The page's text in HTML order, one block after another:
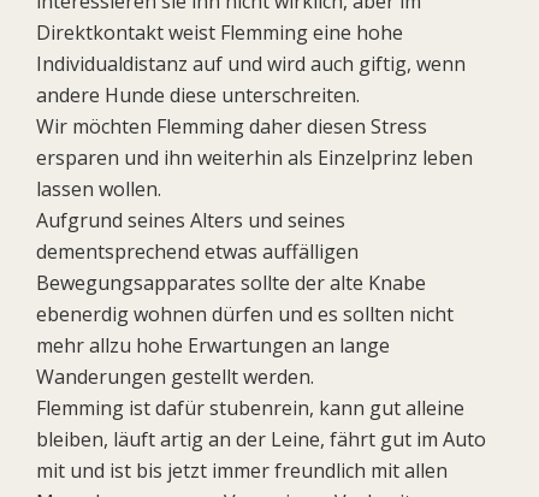
Direktkontakt weist Flemming eine hohe
Individualdistanz auf und wird auch giftig, wenn
andere Hunde diese unterschreiten.
Wir möchten Flemming daher diesen Stress
ersparen und ihn weiterhin als Einzelprinz leben
lassen wollen.
Aufgrund seines Alters und seines
dementsprechend etwas auffälligen
Bewegungsapparates sollte der alte Knabe
ebenerdig wohnen dürfen und es sollten nicht
mehr allzu hohe Erwartungen an lange
Wanderungen gestellt werden.
Flemming ist dafür stubenrein, kann gut alleine
bleiben, läuft artig an der Leine, fährt gut im Auto
mit und ist bis jetzt immer freundlich mit allen